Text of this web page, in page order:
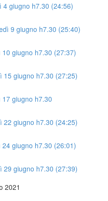
4 giugno h7.30 (24:56)
9 giugno h7.30 (25:40)
giugno h7.30 (27:37)
15 giugno h7.30 (27:25)
giugno h7.30
22 giugno h7.30 (24:25)
giugno h7.30 (26:01)
29 giugno h7.30 (27:39)
2021